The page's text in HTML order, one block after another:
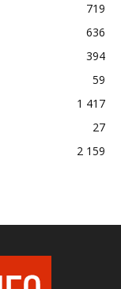
719
636
394
59
1 417
27
2 159